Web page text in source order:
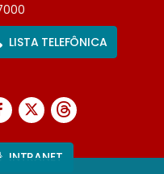
LISTA TELEFÔNICA
INTRANET